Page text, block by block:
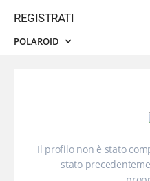
REGISTRATI
POLAROID
Il profilo non è stato
stato